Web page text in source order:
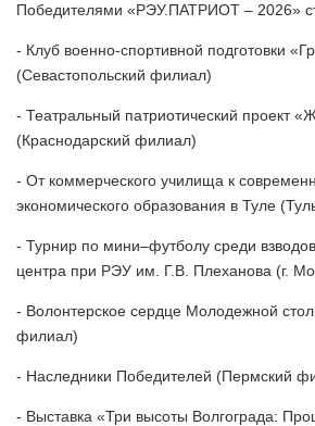
Победителями «РЭУ.ПАТРИОТ – 2026»
- Клуб военно-спортивной подготовки
(Севастопольский филиал)
- Театральный патриотический проект
(Краснодарский филиал)
- От коммерческого училища к
экономического образования в Туле
- Турнир по мини–футболу среди
центра при РЭУ им. Г.В. Плеханова (г.
- Волонтерское сердце Молодежной
филиал)
- Наследники Победителей (Пермский
- Выставка «Три высоты Волгограда: